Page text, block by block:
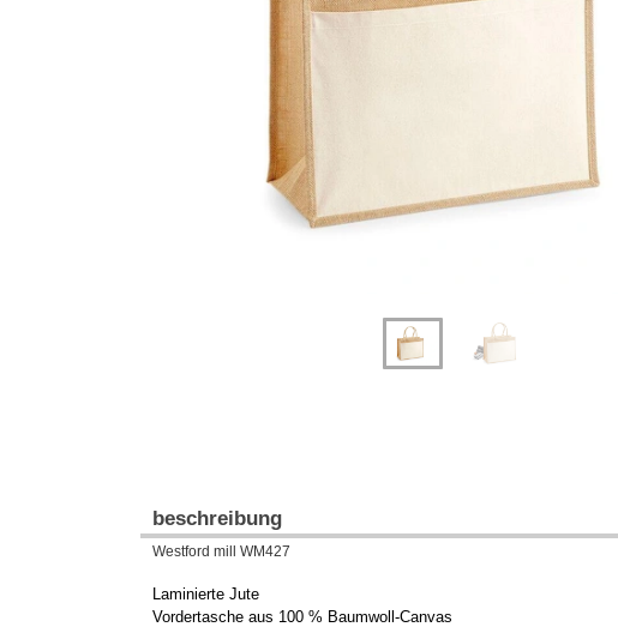
beschreibung
Westford mill WM427
Laminierte Jute
Vordertasche aus 100 % Baumwoll-Canvas